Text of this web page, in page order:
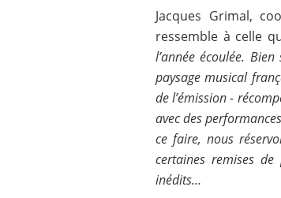
Jacques Grimal,
ressemble à celle
l’année écoulée.
paysage musical
de l’émission -
avec des
ce faire, nous
certaines remises
inédits…